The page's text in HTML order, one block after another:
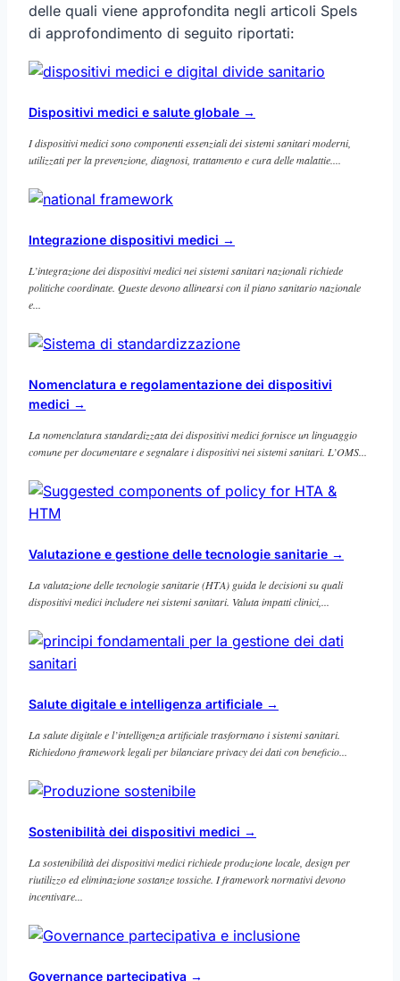
delle quali viene approfondita negli articoli Spels
di approfondimento di seguito riportati:
Dispositivi medici e salute globale →
I dispositivi medici sono componenti essenziali dei sistemi sanitari moderni,
utilizzati per la prevenzione, diagnosi, trattamento e cura delle malattie....
Integrazione dispositivi medici →
L’integrazione dei dispositivi medici nei sistemi sanitari nazionali richiede
politiche coordinate. Queste devono allinearsi con il piano sanitario nazionale
e...
Nomenclatura e regolamentazione dei dispositivi
medici →
La nomenclatura standardizzata dei dispositivi medici fornisce un linguaggio
comune per documentare e segnalare i dispositivi nei sistemi sanitari. L’OMS...
Valutazione e gestione delle tecnologie sanitarie →
La valutazione delle tecnologie sanitarie (HTA) guida le decisioni su quali
dispositivi medici includere nei sistemi sanitari. Valuta impatti clinici,...
Salute digitale e intelligenza artificiale →
La salute digitale e l’intelligenza artificiale trasformano i sistemi sanitari.
Richiedono framework legali per bilanciare privacy dei dati con beneficio...
Sostenibilità dei dispositivi medici →
La sostenibilità dei dispositivi medici richiede produzione locale, design per
riutilizzo ed eliminazione sostanze tossiche. I framework normativi devono
incentivare...
Governance partecipativa →